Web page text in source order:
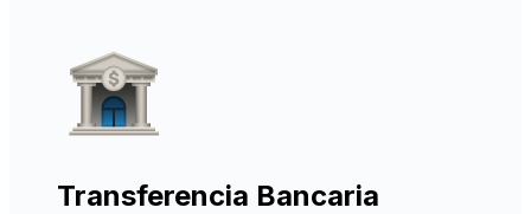
Transferencia Bancaria